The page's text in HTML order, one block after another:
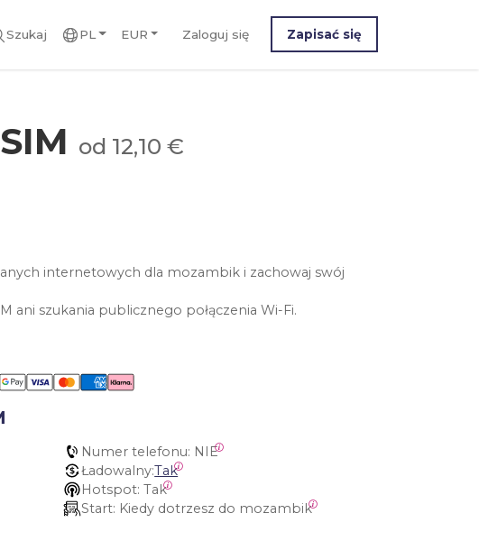
Szukaj PL EUR Zaloguj się Zapisać się
od 12,10 €
internetowych dla mozambik i zachowaj swój
ani szukania publicznego połączenia Wi-Fi.
Numer telefonu: NIE
Ładowalny:Tak
Hotspot: Tak
Start: Kiedy dotrzesz do mozambik